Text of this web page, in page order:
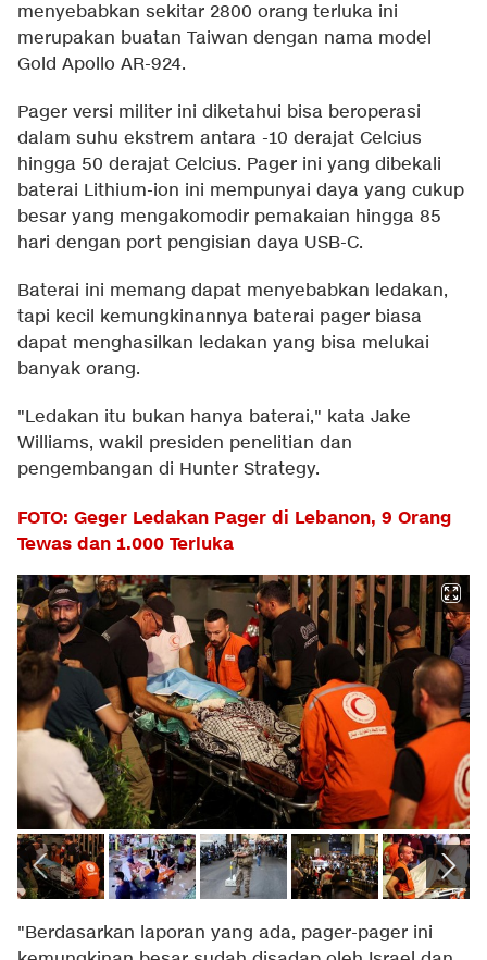
menyebabkan sekitar 2800 orang terluka ini
merupakan buatan Taiwan dengan nama model
Gold Apollo AR-924.
Pager versi militer ini diketahui bisa beroperasi
dalam suhu ekstrem antara -10 derajat Celcius
hingga 50 derajat Celcius. Pager ini yang dibekali
baterai Lithium-ion ini mempunyai daya yang cukup
besar yang mengakomodir pemakaian hingga 85
hari dengan port pengisian daya USB-C.
Baterai ini memang dapat menyebabkan ledakan,
tapi kecil kemungkinannya baterai pager biasa
dapat menghasilkan ledakan yang bisa melukai
banyak orang.
"Ledakan itu bukan hanya baterai," kata Jake
Williams, wakil presiden penelitian dan
pengembangan di Hunter Strategy.
FOTO: Geger Ledakan Pager di Lebanon, 9 Orang
Tewas dan 1.000 Terluka
"Berdasarkan laporan yang ada, pager-pager ini